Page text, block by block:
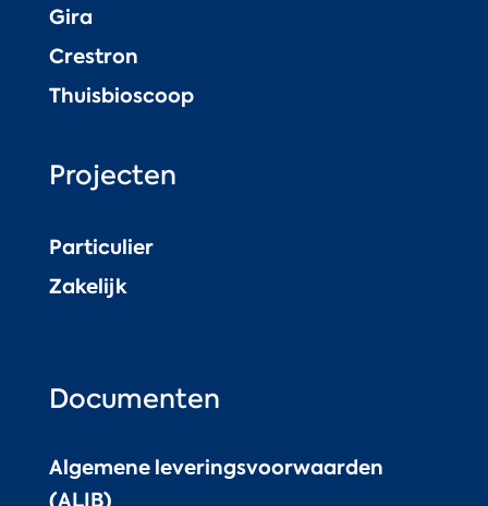
Gira
Crestron
Thuisbioscoop
Projecten
Particulier
Zakelijk
Documenten
Algemene leveringsvoorwaarden
(ALIB)